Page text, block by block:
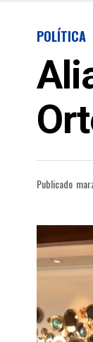
POLÍTICA
Publicado